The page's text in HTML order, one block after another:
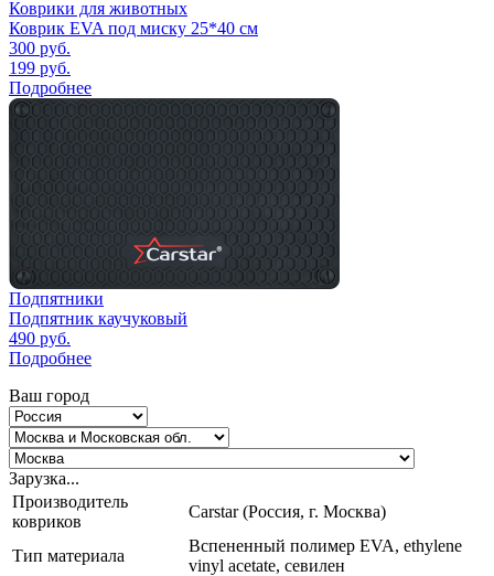
Коврики для животных
Коврик EVA под миску 25*40 см
300 руб.
199 руб.
Подробнее
Подпятники
Подпятник каучуковый
490 руб.
Подробнее
Ваш город
Зарузка...
Производитель
ковриков
Carstar (Россия, г. Москва)
Тип материала
Вспененный полимер EVA, ethylene
vinyl acetate, севилен